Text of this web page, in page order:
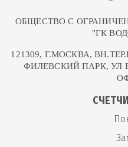
ОБЩЕСТВО С
"ГК
121309, Г.МОСКВА,
ФИЛЕВСКИЙ ПАРК, УЛ